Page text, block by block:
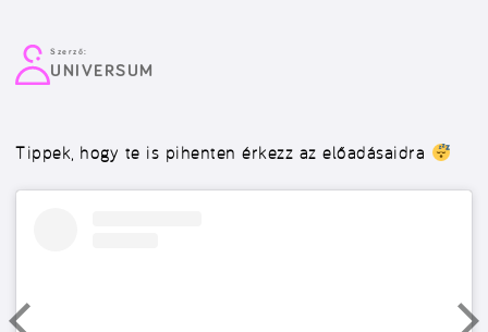
Szerző:
UNIVERSUM
Tippek, hogy te is pihenten érkezz az előadásaidra